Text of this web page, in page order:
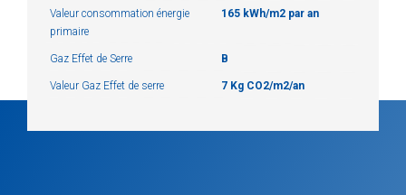
Valeur consommation énergie
primaire
165 kWh/m2 par an
Gaz Effet de Serre B
Valeur Gaz Effet de serre 7 Kg CO2/m2/an